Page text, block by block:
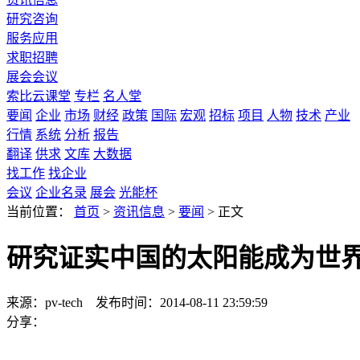
研究咨询
服务应用
求职招聘
展会会议
索比云课堂 专栏 名人堂
要闻 企业 市场 财经 政策 国际 宏观 招标 项目 人物 技术 产业
行情 系统 分析 报告
翻译 供求 文库 大数据
找工作 找企业
会议 企业名录 展会 光能杯
当前位置：
首页 > 资讯信息 > 要闻 > 正文
研究证实中国的太阳能成为世
来源：pv-tech
发布时间：2014-08-11 23:59:59
分享：